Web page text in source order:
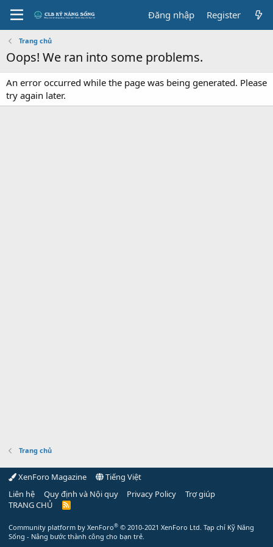
Đăng nhập Register
Trang chủ
Oops! We ran into some problems.
An error occurred while the page was being generated. Please
try again later.
Trang chủ
XenForo Magazine
Tiếng Việt
Liên hệ
Quy định và Nội quy Privacy Policy
Trợ giúp
TRANG CHỦ
R
Community platform by XenForo® © 2010-2021 XenForo Ltd. Tạp chí Kỹ Năng
Sống - Nâng bước thành công cho bạn trẻ.